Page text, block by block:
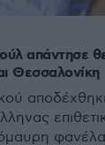
απάντησε
Θεσσαλονίκη
φανέλα